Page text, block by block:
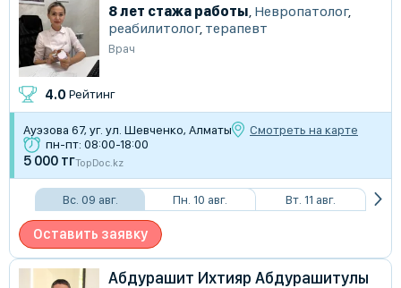
8 лет стажа работы, Невропатолог,
реабилитолог, терапевт
Врач
4.0 Рейтинг
Ауэзова 67, уг. ул. Шевченко, Алматы
Смотреть на карте
пн-пт: 08:00-18:00
5 000 тгTopDoc.kz
Вс. 09 авг. Пн. 10 авг. Вт. 11 авг.
Оставить заявку
Абдурашит Ихтияр Абдурашитулы